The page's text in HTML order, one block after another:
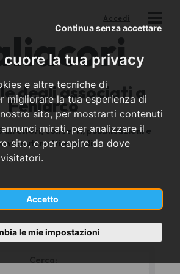
cuore la tua privacy
e altre tecniche di
migliorare la tua esperienza di
sito, per mostrarti contenuti
mirati, per analizzare il
sito, e per capire da dove
Accetto
Continua senza accettare
le mie impostazioni
Accedi
cori
degli associati a
Feniarco
direttori, concerti, pubblicazioni e
multimediali
I cori